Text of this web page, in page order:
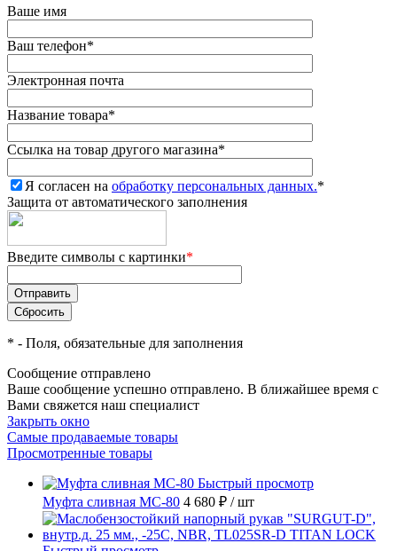
Ваше имя
Ваш телефон*
Электронная почта
Название товара*
Ссылка на товар другого магазина*
Я согласен на обработку персональных данных.*
Защита от автоматического заполнения
Введите символы с картинки*
* - Поля, обязательные для заполнения
Сообщение отправлено
Ваше сообщение успешно отправлено. В ближайшее время с
Вами свяжется наш специалист
Закрыть окно
Самые продаваемые товары
Просмотренные товары
Быстрый просмотр
Муфта сливная МС-80 4 680 ₽ / шт